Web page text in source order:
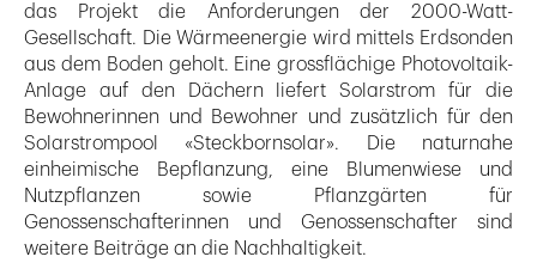
das Projekt die Anforderungen der 2000-Watt-
Gesellschaft. Die Wärmeenergie wird mittels Erdsonden
aus dem Boden geholt. Eine grossflächige Photovoltaik-
Anlage auf den Dächern liefert Solarstrom für die
Bewohnerinnen und Bewohner und zusätzlich für den
Solarstrompool «Steckbornsolar». Die naturnahe
einheimische Bepflanzung, eine Blumenwiese und
Nutzpflanzen sowie Pflanzgärten für
Genossenschafterinnen und Genossenschafter sind
weitere Beiträge an die Nachhaltigkeit.